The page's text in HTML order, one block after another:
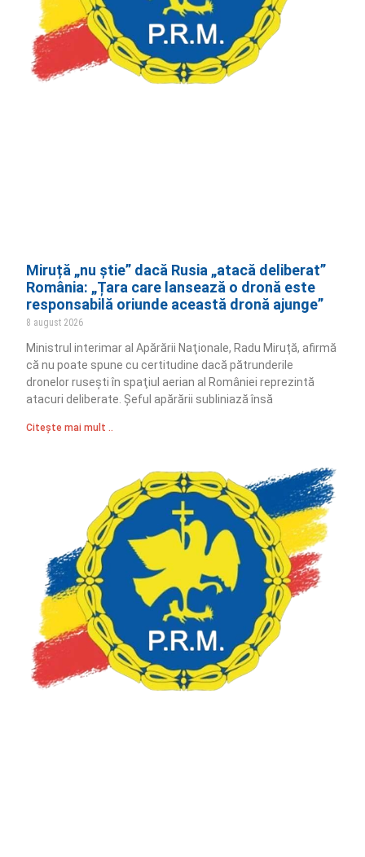
Miruță „nu știe” dacă Rusia „atacă deliberat”
România: „Țara care lansează o dronă este
responsabilă oriunde această dronă ajunge”
8 august 2026
Ministrul interimar al Apărării Naţionale, Radu Miruță, afirmă
că nu poate spune cu certitudine dacă pătrunderile
dronelor ruseşti în spaţiul aerian al României reprezintă
atacuri deliberate. Șeful apărării subliniază însă
Citește mai mult ..